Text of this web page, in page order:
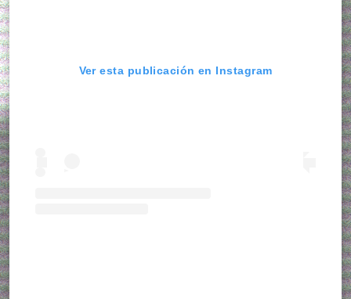
Ver esta publicación en Instagram